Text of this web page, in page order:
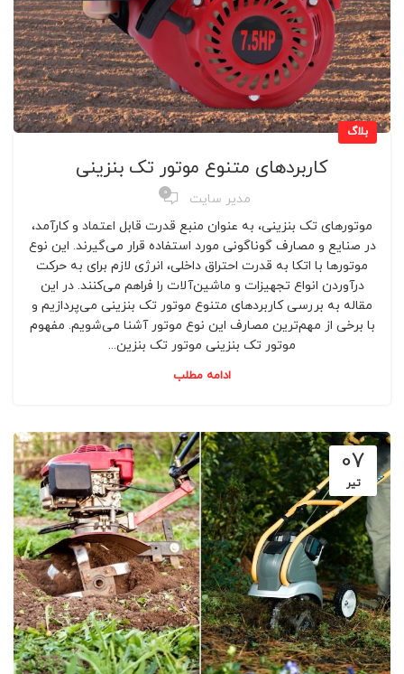
بلاگ
کاربردهای متنوع موتور تک بنزینی
مدیر سایت 0
موتورهای تک بنزینی، به عنوان منبع قدرت قابل اعتماد و کارآمد،
در صنایع و مصارف گوناگونی مورد استفاده قرار می‌گیرند. این نوع
موتورها با اتکا به قدرت احتراق داخلی، انرژی لازم برای به حرکت
درآوردن انواع تجهیزات و ماشین‌آلات را فراهم می‌کنند. در این
مقاله به بررسی کاربردهای متنوع موتور تک بنزینی می‌پردازیم و
با برخی از مهم‌ترین مصارف این نوع موتور آشنا می‌شویم. مفهوم
موتور تک بنزینی موتور تک بنزین...
ادامه مطلب
07
تیر